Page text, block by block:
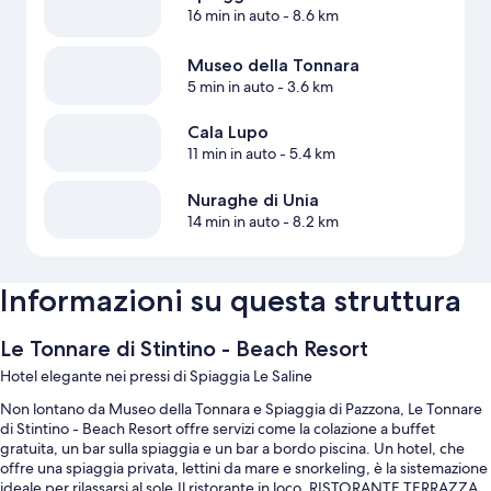
16 min in auto- 8.6 km
Museo della Tonnara
5 min in auto- 3.6 km
Cala Lupo
11 min in auto- 5.4 km
Nuraghe di Unia
14 min in auto- 8.2 km
Informazioni su questa struttura
Le Tonnare di Stintino - Beach Resort
Hotel elegante nei pressi di Spiaggia Le Saline
Non lontano da Museo della Tonnara e Spiaggia di Pazzona, Le Tonnare
di Stintino - Beach Resort offre servizi come la colazione a buffet
gratuita, un bar sulla spiaggia e un bar a bordo piscina. Un hotel, che
offre una spiaggia privata, lettini da mare e snorkeling, è la sistemazione